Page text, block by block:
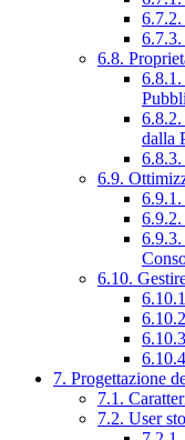
6.8.
dalla
6.8.3.
6.9.
6.9.3.
6.10.
7. Progettazione
7.1.
7.2. User